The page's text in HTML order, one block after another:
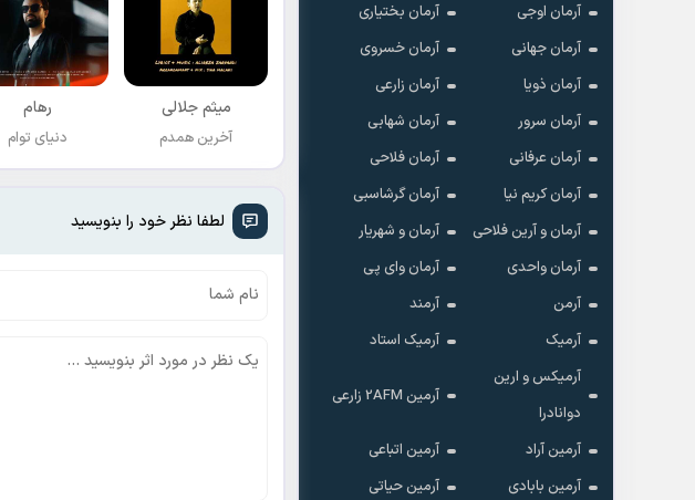
آرمان اوجی
آرمان بختیاری
آرمان جهانی
آرمان خسروی
آرمان ذویا
آرمان زارعی
آرمان سرور
آرمان شهابی
آرمان عرفانی
آرمان فلاحی
آرمان کریم نیا
آرمان گرشاسبی
آرمان و آرین فلاحی
آرمان و شهریار
آرمان واحدی
آرمان وای پی
آرمن
آرمند
آرمیک
آرمیک استاد
آرمیکس و ارین
دوانادرا
آرمین 2AFM زارعی
آرمین آراد
آرمین اتباعی
آرمین بابادی
آرمین حیاتی
میثم جلالی
آخرین همدم
رهام
دنیای توام
لطفا نظر خود را بنویسید